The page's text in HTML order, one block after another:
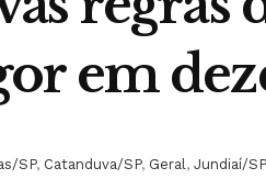
em
SP, Catanduva/SP, Geral, Jundiaí/SP